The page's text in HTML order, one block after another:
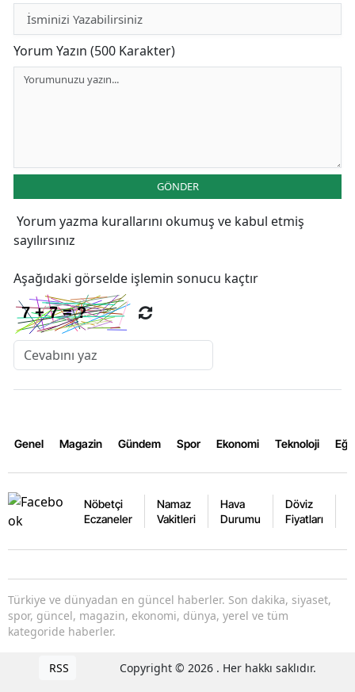
Yorum Yazın (500 Karakter)
GÖNDER
Yorum yazma kurallarını okumuş ve kabul etmiş
sayılırsınız
Aşağıdaki görselde işlemin sonucu kaçtır
Genel Magazin Gündem Spor Ekonomi Teknoloji
Nöbetçi
Eczaneler
Namaz
Vakitleri
Hava
Durumu
Döviz
Fiyatları
Türkiye ve dünyadan en güncel haberler. Son dakika, siyaset,
spor, güncel, magazin, ekonomi, dünya, yerel ve tüm
kategoride haberler.
RSS Copyright © 2026 . Her hakkı saklıdır.